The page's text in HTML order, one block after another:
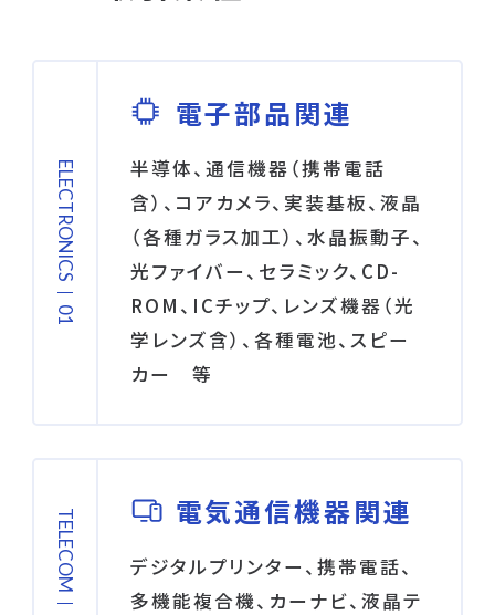
ELECTRONICS
電子部品関連
半導体、通信機器（携帯電話
含）、コアカメラ、実装基板、液晶
（各種ガラス加工）、水晶振動子、
光ファイバー、セラミック、CD-
ROM、ICチップ、レンズ機器（光
学レンズ含）、各種電池、スピー
カー 等
TELECOM 電気通信機器関連
デジタルプリンター、携帯電話、
多機能複合機、カーナビ、液晶テ